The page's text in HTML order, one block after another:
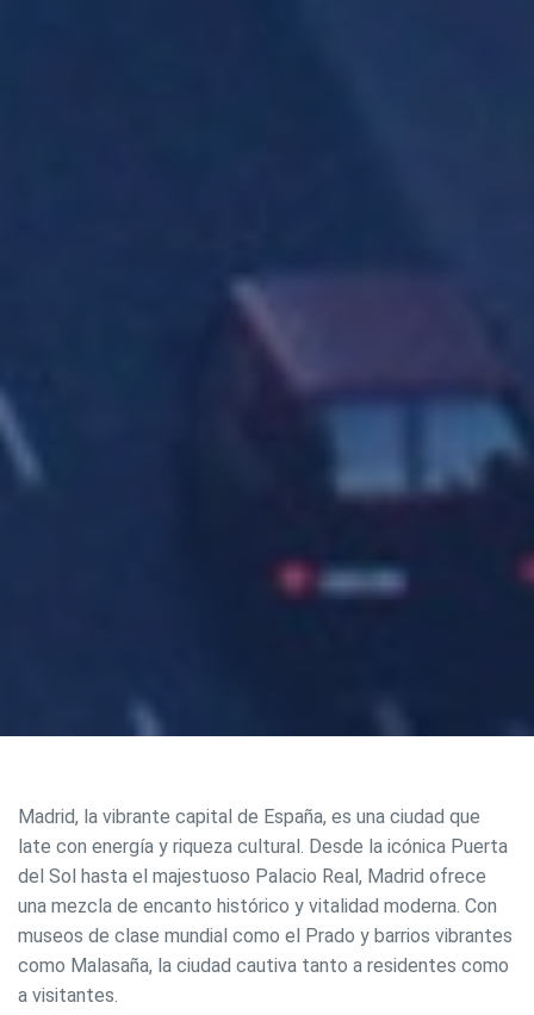
Madrid, la vibrante capital de España, es una ciudad que
late con energía y riqueza cultural. Desde la icónica Puerta
del Sol hasta el majestuoso Palacio Real, Madrid ofrece
una mezcla de encanto histórico y vitalidad moderna. Con
museos de clase mundial como el Prado y barrios vibrantes
como Malasaña, la ciudad cautiva tanto a residentes como
a visitantes.